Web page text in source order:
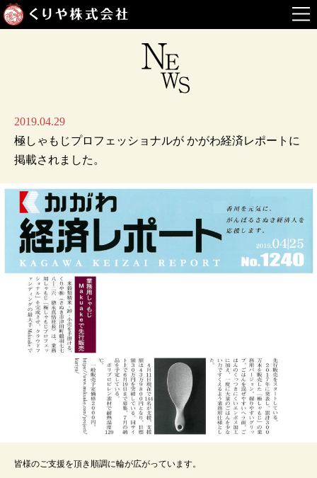
2019.04.29
極しゃもじプロフェッショナルが かがわ経済レポートに
掲載されました。
皆様のご支援を頂き順調に輪が広がっています。